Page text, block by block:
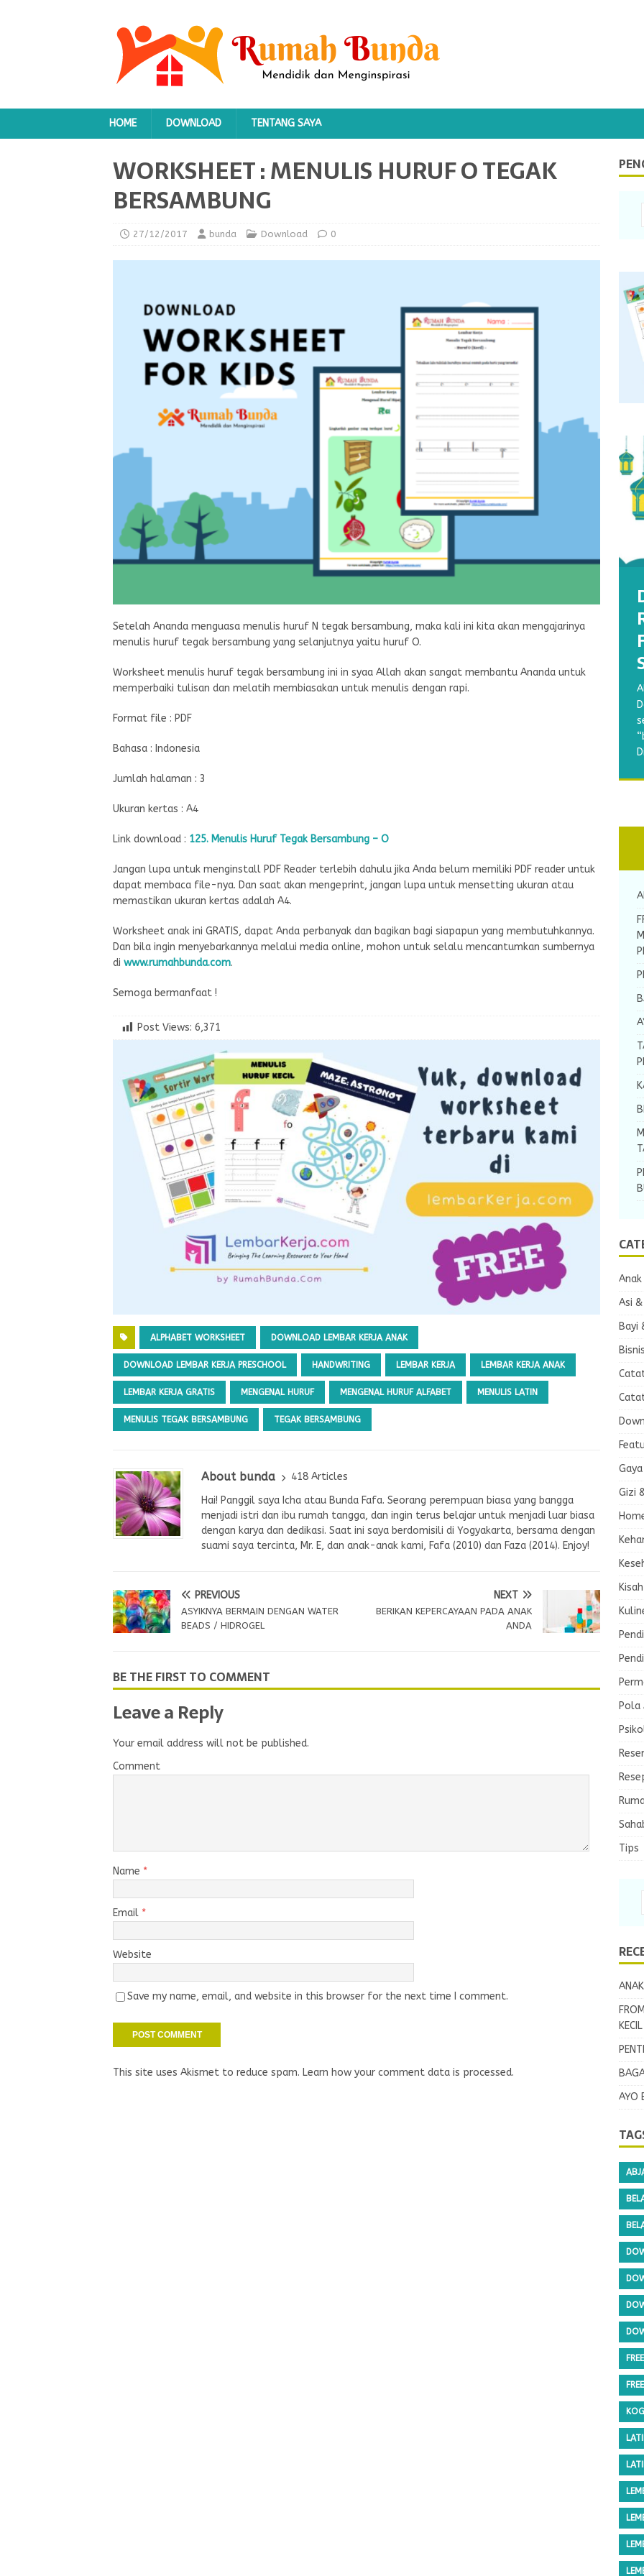
HOME DOWNLOAD TENTANG SAYA
WORKSHEET : MENULIS HURUF O TEGAK
BERSAMBUNG
27/12/2017 bunda Download 0
Setelah Ananda menguasa menulis huruf N tegak bersambung, maka kali ini kita akan mengajarinya
menulis huruf tegak bersambung yang selanjutnya yaitu huruf O.
Worksheet menulis huruf tegak bersambung ini in syaa Allah akan sangat membantu Ananda untuk
memperbaiki tulisan dan melatih membiasakan untuk menulis dengan rapi.
Format file : PDF
Bahasa : Indonesia
Jumlah halaman : 3
Ukuran kertas : A4
Link download : 125. Menulis Huruf Tegak Bersambung – O
Jangan lupa untuk menginstall PDF Reader terlebih dahulu jika Anda belum memiliki PDF reader untuk
dapat membaca file-nya. Dan saat akan mengeprint, jangan lupa untuk mensetting ukuran atau
memastikan ukuran kertas adalah A4.
Worksheet anak ini GRATIS, dapat Anda perbanyak dan bagikan bagi siapapun yang membutuhkannya.
Dan bila ingin menyebarkannya melalui media online, mohon untuk selalu mencantumkan sumbernya
di www.rumahbunda.com.
Semoga bermanfaat !
Post Views: 6,371
ALPHABET WORKSHEET DOWNLOAD LEMBAR KERJA ANAK
DOWNLOAD LEMBAR KERJA PRESCHOOL HANDWRITING LEMBAR KERJA LEMBAR KERJA ANAK
LEMBAR KERJA GRATIS MENGENAL HURUF MENGENAL HURUF ALFABET MENULIS LATIN
MENULIS TEGAK BERSAMBUNG TEGAK BERSAMBUNG
About bunda
418 Articles
Hai! Panggil saya Icha atau Bunda Fafa. Seorang perempuan biasa yang bangga
menjadi istri dan ibu rumah tangga, dan ingin terus belajar untuk menjadi luar biasa
dengan karya dan dedikasi. Saat ini saya berdomisili di Yogyakarta, bersama dengan
suami saya tercinta, Mr. E, dan anak-anak kami, Fafa (2010) dan Faza (2014). Enjoy!
PREVIOUS
ASYIKNYA BERMAIN DENGAN WATER
BEADS / HIDROGEL
NEXT
BERIKAN KEPERCAYAAN PADA ANAK
ANDA
BE THE FIRST TO COMMENT
Leave a Reply
Your email address will not be published.
Comment
Name *
Email *
Website
Save my name, email, and website in this browser for the next time I comment.
This site uses Akismet to reduce spam. Learn how your comment data is processed.
Asi
Bayi
Gizi
Pola
Tips
AYO